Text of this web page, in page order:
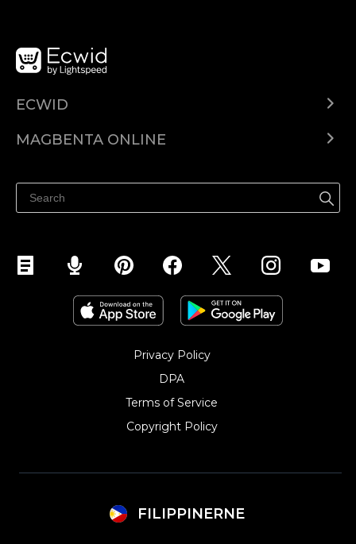
ECWID
Help center
MAGBENTA ONLINE
Ibenta sa Facebook
Privacy Policy
DPA
Terms of Service
Copyright Policy‎
FILIPPINERNE